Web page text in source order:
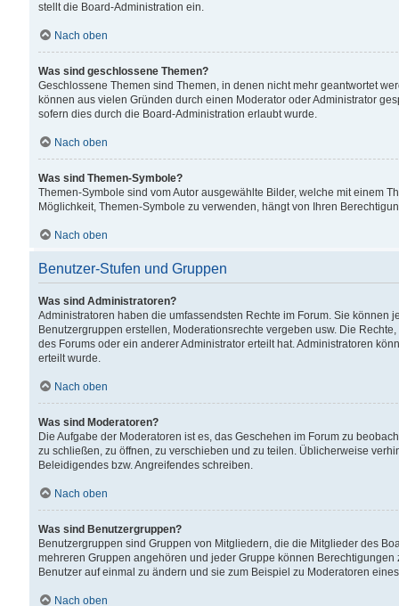
stellt die Board-Administration ein.
Nach oben
Was sind geschlossene Themen?
Geschlossene Themen sind Themen, in denen nicht mehr geantwortet
können aus vielen Gründen durch einen Moderator oder Administrator
sofern dies durch die Board-Administration erlaubt wurde.
Nach oben
Was sind Themen-Symbole?
Themen-Symbole sind vom Autor ausgewählte Bilder, welche mit einem
Möglichkeit, Themen-Symbole zu verwenden, hängt von Ihren
Nach oben
Benutzer-Stufen und Gruppen
Was sind Administratoren?
Administratoren haben die umfassendsten Rechte im Forum. Sie können
Benutzergruppen erstellen, Moderationsrechte vergeben usw. Die
des Forums oder ein anderer Administrator erteilt hat. Administratoren
erteilt wurde.
Nach oben
Was sind Moderatoren?
Die Aufgabe der Moderatoren ist es, das Geschehen im Forum zu
zu schließen, zu öffnen, zu verschieben und zu teilen. Üblicherweise
Beleidigendes bzw. Angreifendes schreiben.
Nach oben
Was sind Benutzergruppen?
Benutzergruppen sind Gruppen von Mitgliedern, die die Mitglieder des
mehreren Gruppen angehören und jeder Gruppe können
Benutzer auf einmal zu ändern und sie zum Beispiel zu Moderatoren
Nach oben